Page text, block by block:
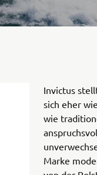
Invictus
sich eher
wie
Marke